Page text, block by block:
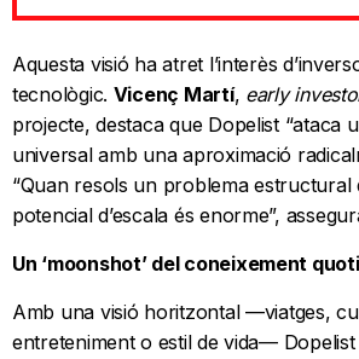
Aquesta visió ha atret l’interès
tecnològic. Vicenç Martí, early
projecte, destaca que Dopelist “ataca
universal amb una aproximació
“Quan resols un problema estructural
potencial d’escala és enorme”,
Un ‘moonshot’ del coneixement
Amb una visió horitzontal —viatges,
entreteniment o estil de vida—